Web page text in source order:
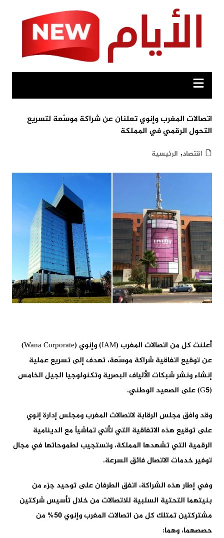
اتصالات المغرب وإنوي تعلنان عن شراكة موسّعة لتسريع
التحول الرقمي في المملكة
اقتصاد, الرئيسية
أعلنت كل من اتصالات المغرب (IAM) وإنوي (Wana Corporate)
عن توقيع اتفاقية شراكة موسّعة، تهدف إلى تسريع عملية
إنشاء ونشر شبكات الألياف البصرية وتكنولوجيا الجيل الخامس
(G5) على الصعيد الوطني.
وقد وافق مجلس الرقابة لاتصالات المغرب ومجلس إدارة إنوي
على توقيع هذه الاتفاقية التي تأتي تماشياً مع الدينامية
الرقمية التي تشهدها المملكة، وتستجيب لطموحاتها في مجال
توفير خدمات الاتصال فائق السرعة.
وفي إطار هذه الشراكة، اتفق الطرفان على توحيد جزء من
بنيتهما التحتية السلبية للاتصالات من خلال تأسيس شركتين
مشتركتين تمتلك كل من اتصالات المغرب وإنوي 50% من
حصصهما، وهما: